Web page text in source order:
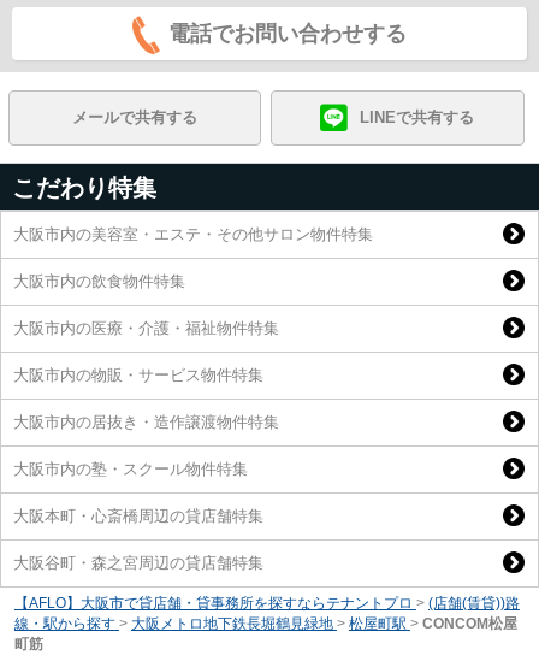
電話でお問い合わせする
メールで共有する LINEで共有する
こだわり特集
大阪市内の美容室・エステ・その他サロン物件特集
大阪市内の飲食物件特集
大阪市内の医療・介護・福祉物件特集
大阪市内の物販・サービス物件特集
大阪市内の居抜き・造作譲渡物件特集
大阪市内の塾・スクール物件特集
大阪本町・心斎橋周辺の貸店舗特集
大阪谷町・森之宮周辺の貸店舗特集
【AFLO】大阪市で貸店舗・貸事務所を探すならテナントプロ > (店舗(賃貸))路
線・駅から探す > 大阪メトロ地下鉄長堀鶴見緑地 > 松屋町駅 > CONCOM松屋
町筋